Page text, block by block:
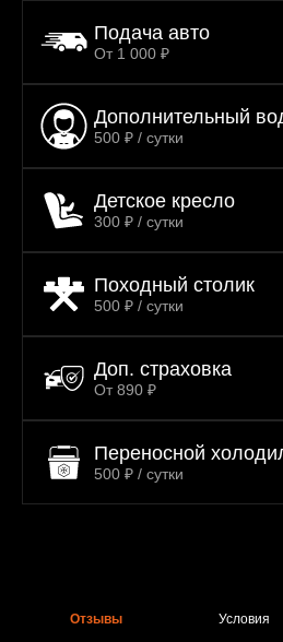
Подача авто
От 1 000 ₽
Дополнительный
500 ₽ / сутки
Детское кресло
300 ₽ / сутки
Походный столик
500 ₽ / сутки
Доп. страховка
От 890 ₽
Переносной
500 ₽ / сутки
Отзывы Условия